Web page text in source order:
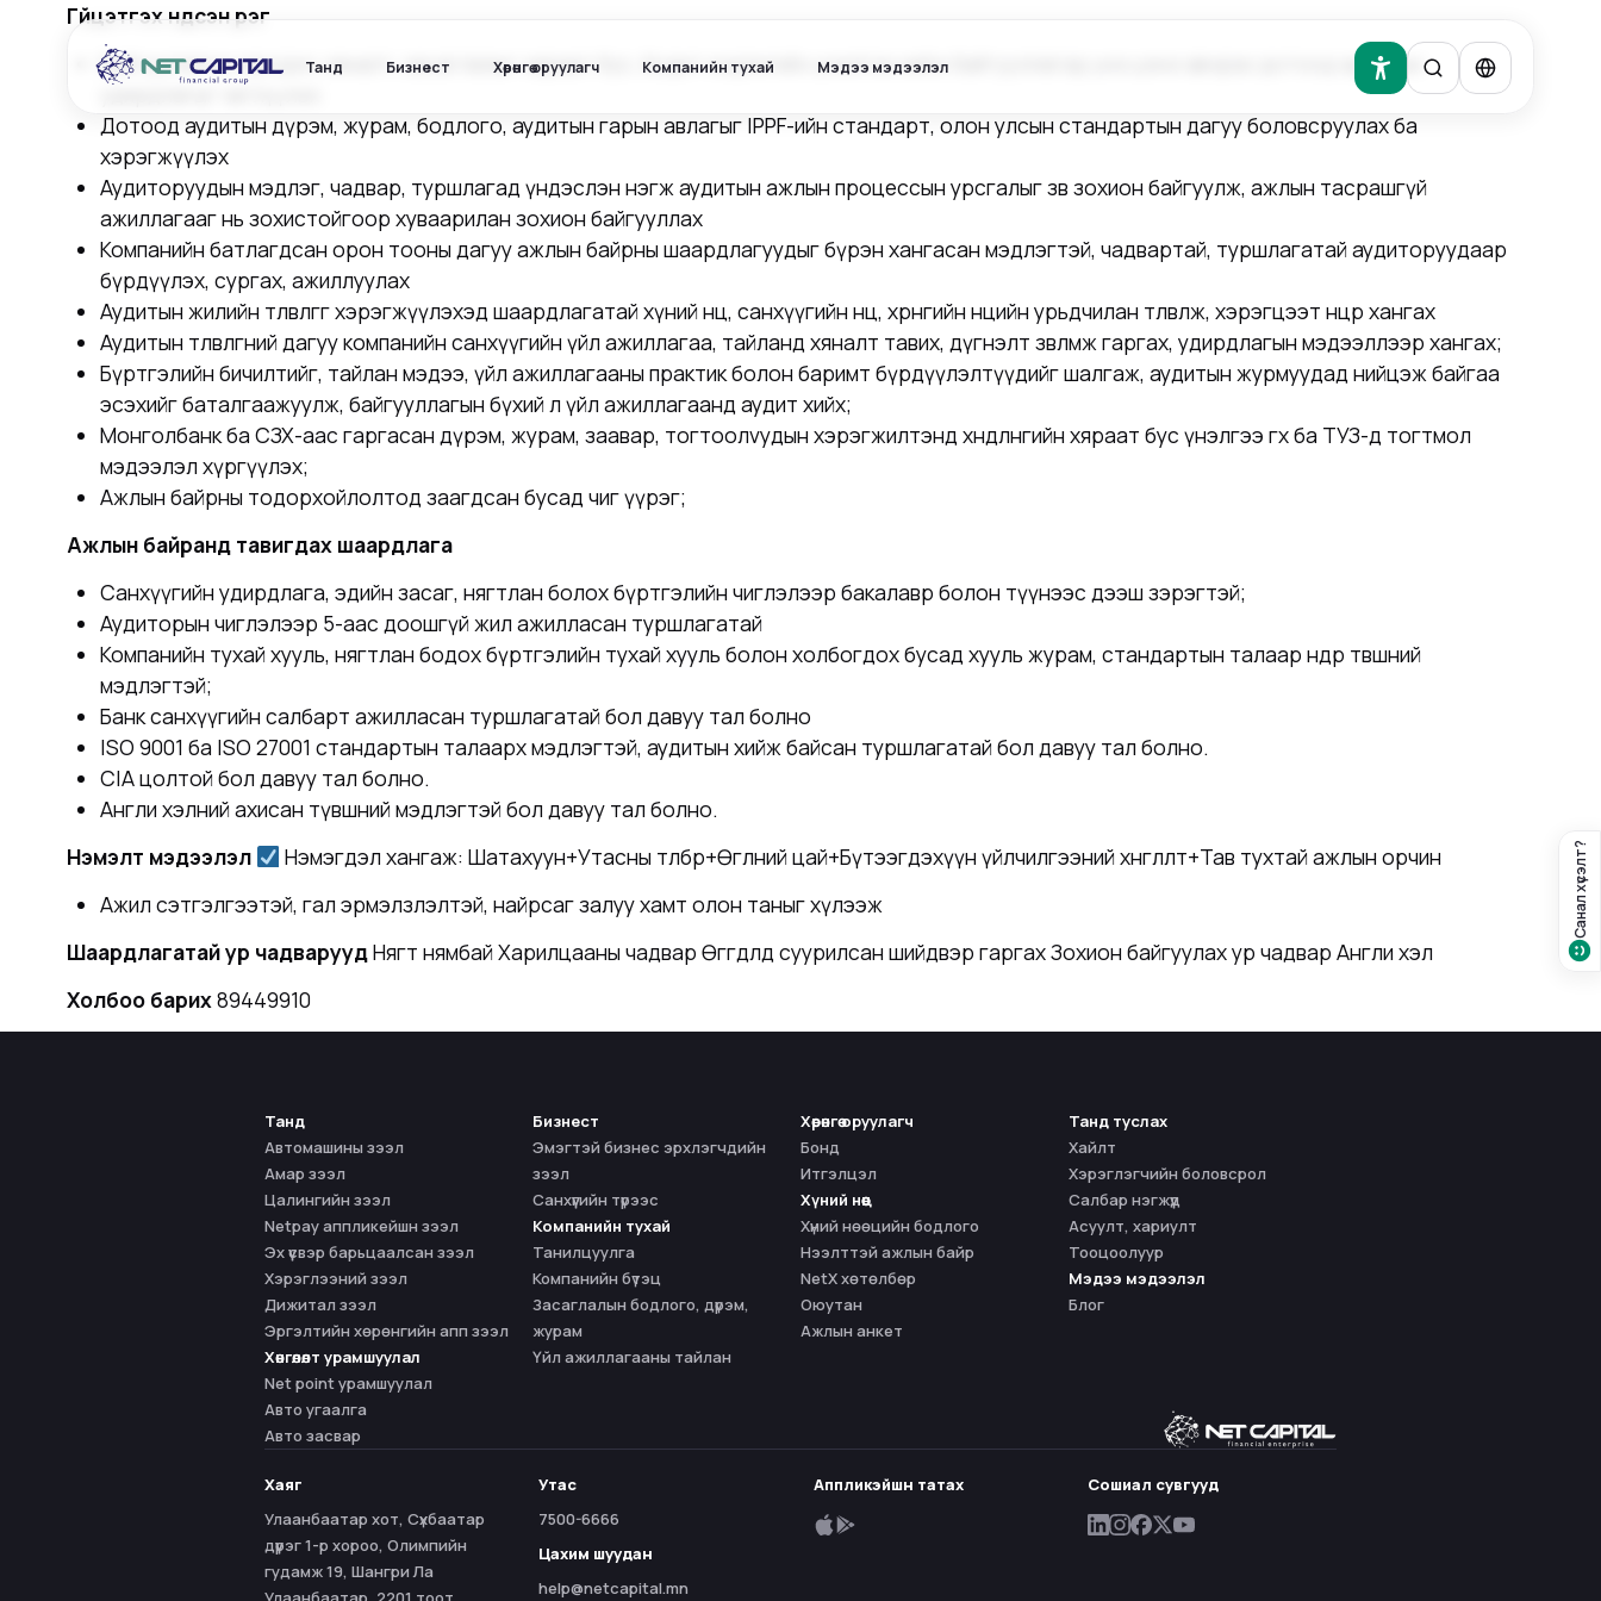
Танд Бизнест Хөрөнгө оруулагч Компанийн тухай Мэдээ мэдээлэл
Санал хүсэлт?
Гүйцэтгэх үндсэн үүрэг
Байгууллагын эрсдэл, хяналт, засаглалыг хараат бус, бодит хөндлөнгийн үнэлгээ хийж байгууллагад үнэ цэнэ авчрах дотоод аудитын
удирдлагыг чиглүүлэх
Дотоод аудитын дүрэм, журам, бодлого, аудитын гарын авлагыг IPPF-ийн стандарт, олон улсын стандартын дагуу боловсруулах ба
хэрэгжүүлэх
Аудиторуудын мэдлэг, чадвар, туршлагад үндэслэн нэгж аудитын ажлын процессын урсгалыг зөв зохион байгуулж, ажлын тасрашгүй
ажиллагааг нь зохистойгоор хуваарилан зохион байгууллах
Компанийн батлагдсан орон тооны дагуу ажлын байрны шаардлагуудыг бүрэн хангасан мэдлэгтэй, чадвартай, туршлагатай аудиторуудаар
бүрдүүлэх, сургах, ажиллуулах
Аудитын жилийн төлөвлөгөөг хэрэгжүүлэхэд шаардлагатай хүний нөөц, санхүүгийн нөөц, хөрөнгийн нөөцийн урьдчилан төлөвлөж, хэрэгцээт нөөцөөр хангах
Аудитын төлөвлөгөөний дагуу компанийн санхүүгийн үйл ажиллагаа, тайланд хяналт тавих, дүгнэлт зөвлөмж гаргах, удирдлагын мэдээллээр хангах;
Бүртгэлийн бичилтийг, тайлан мэдээ, үйл ажиллагааны практик болон баримт бүрдүүлэлтүүдийг шалгаж, аудитын журмуудад нийцэж байгаа
эсэхийг баталгаажуулж, байгууллагын бүхий л үйл ажиллагаанд аудит хийх;
Монголбанк ба СЗХ-аас гаргасан дүрэм, журам, заавар, тогтоолvудын хэрэгжилтэнд хөндлөнгийн хяраат бус үнэлгээ өгөх ба ТУЗ-д тогтмол
мэдээлэл хүргүүлэх;
Ажлын байрны тодорхойлолтод заагдсан бусад чиг үүрэг;
Ажлын байранд тавигдах шаардлага
Санхүүгийн удирдлага, эдийн засаг, нягтлан болох бүртгэлийн чиглэлээр бакалавр болон түүнээс дээш зэрэгтэй;
Аудиторын чиглэлээр 5-аас доошгүй жил ажилласан туршлагатай
Компанийн тухай хууль, нягтлан бодох бүртгэлийн тухай хууль болон холбогдох бусад хууль журам, стандартын талаар өндөр төвшний
мэдлэгтэй;
Банк санхүүгийн салбарт ажилласан туршлагатай бол давуу тал болно
ISO 9001 ба ISO 27001 стандартын талаарх мэдлэгтэй, аудитын хийж байсан туршлагатай бол давуу тал болно.
CIA цолтой бол давуу тал болно.
Англи хэлний ахисан түвшний мэдлэгтэй бол давуу тал болно.
Нэмэлт мэдээлэл
Нэмэгдэл хангаж: Шатахуун+Утасны төлбөр+Өглөөний цай+Бүтээгдэхүүн үйлчилгээний хөнгөлөлт+Тав тухтай ажлын орчин
Ажил сэтгэлгээтэй, гал эрмэлзлэлтэй, найрсаг залуу хамт олон таныг хүлээж
Шаардлагатай ур чадваруудНягт нямбай Харилцааны чадвар Өгөгдөлд суурилсан шийдвэр гаргах Зохион байгуулах ур чадвар Англи хэл
Холбоо барих89449910
Танд
Автомашины зээл
Амар зээл
Цалингийн зээл
Netpay аппликейшн зээл
Эх үүсвэр барьцаалсан зээл
Хэрэглээний зээл
Дижитал зээл
Эргэлтийн хөрөнгийн апп зээл
Хөнгөлөлт урамшуулал
Net point урамшуулал
Авто угаалга
Авто засвар
Бизнест
Эмэгтэй бизнес эрхлэгчдийн
зээл
Санхүүгийн түрээс
Компанийн тухай
Танилцуулга
Компанийн бүтэц
Засаглалын бодлого, дүрэм,
журам
Үйл ажиллагааны тайлан
Хөрөнгө оруулагч
Бонд
Итгэлцэл
Хүний нөөц
Хүний нөөцийн бодлого
Нээлттэй ажлын байр
NetX хөтөлбөр
Оюутан
Ажлын анкет
Танд туслах
Хайлт
Хэрэглэгчийн боловсрол
Салбар нэгжүүд
Асуулт, хариулт
Тооцоолуур
Мэдээ мэдээлэл
Блог
Хаяг
Улаанбаатар хот, Сүхбаатар
дүүрэг 1-р хороо, Олимпийн
гудамж 19, Шангри Ла
Утас
7500-6666
Цахим шуудан
help@netcapital.mn
Аппликэйшн татах Сошиал сувгууд